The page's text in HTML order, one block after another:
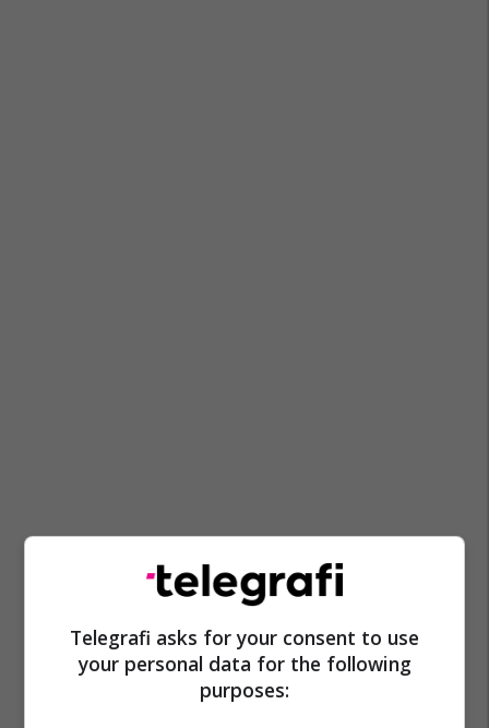
Telegrafi asks for your consent to use
your personal data for the following
purposes: